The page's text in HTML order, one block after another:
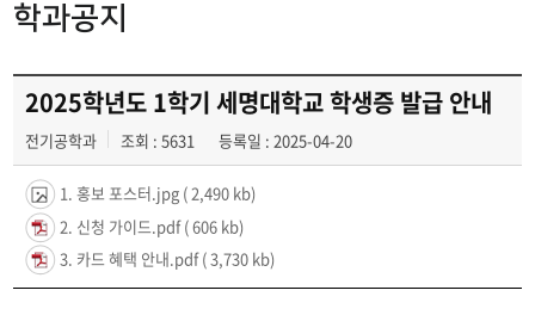
학과일정
학과공지
2025학년도 1학기 세명대학교 학생증 발급 안내
전기공학과 조회 : 5631 등록일 : 2025-04-20
1. 홍보 포스터.jpg ( 2,490 kb)
2. 신청 가이드.pdf( 606 kb)
3. 카드 혜택 안내.pdf( 3,730 kb)